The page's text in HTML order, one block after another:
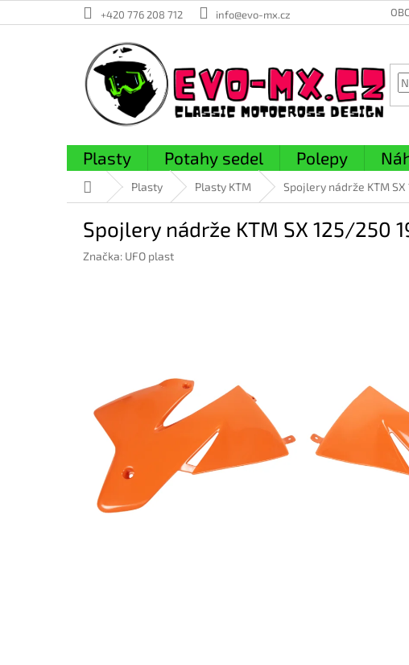
na
+420 776 208 712 info@evo-mx.cz
Plasty Potahy sedel Polepy
Domů Plasty Plasty KTM Spojlery nádrže KTM
Spojlery nádrže KTM SX 125/250
Značka: UFO plast